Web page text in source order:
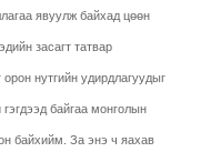
явуулж байхад цөөн
засагт татвар
нутгийн удирдлагуудыг
байгаа монголын
байхийм. За энэ ч яахав